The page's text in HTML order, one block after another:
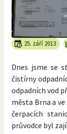
25. září 2013
Dnes jsme se
čistírny
odpadních vod
města Brna a
čerpacích
průvodce byl